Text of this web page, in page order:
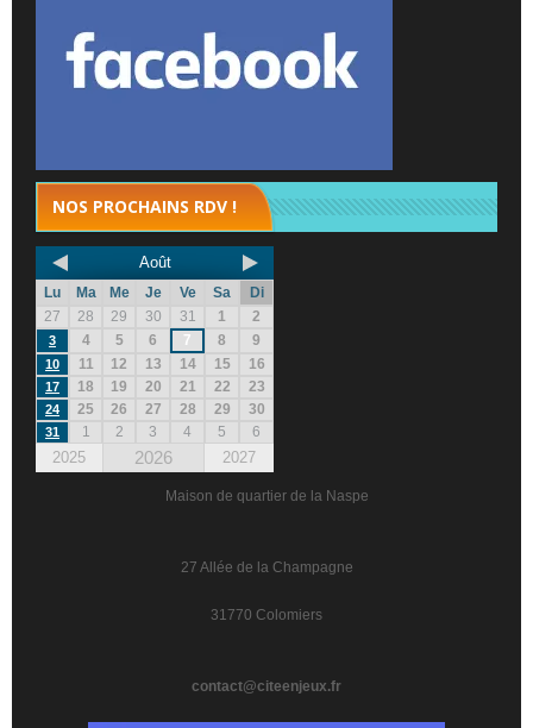
NOS PROCHAINS RDV !
Août
Lu Ma Me Je Ve Sa
Di
27
28 29 30 31 1 2
3 4 5 6 7 8 9
10 11 12 13 14 15 16
17 18 19 20 21 22 23
24 25 26 27 28 29 30
31 1 2 3 4 5 6
2025 2026 2027
Maison de quartier de la Naspe
27 Allée de la Champagne
31770 Colomiers
contact@citeenjeux.fr